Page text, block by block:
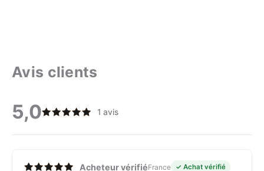
Avis clients
5,0
sur 5
1 avis
Acheteur vérifiéFrance
✓ Achat vérifié